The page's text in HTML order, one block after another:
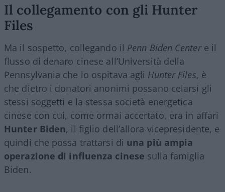
Il collegamento con gli Hunter
Files
Ma il sospetto, collegando il Penn Biden Centere il
flusso di denaro cinese all’Università della
Pennsylvania che lo ospitava agli Hunter Files, è
che dietro i donatori anonimi possano celarsi gli
stessi soggetti e la stessa società energetica
cinese con cui, come ormai accertato, era in affari
Hunter Biden, il figlio dell’allora vicepresidente, e
quindi che possa trattarsi di una più ampia
operazione di influenza cinese sulla famiglia
Biden.